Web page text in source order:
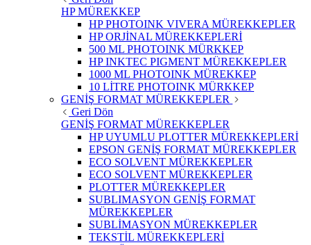
HP MÜREKKEP
HP PHOTOINK VIVERA MÜREKKEPLER
HP ORJİNAL MÜREKKEPLERİ
500 ML PHOTOINK MÜRKKEP
HP INKTEC PIGMENT MÜREKKEPLER
1000 ML PHOTOINK MÜREKKEP
10 LİTRE PHOTOINK MÜRKKEP
GENİŞ FORMAT MÜREKKEPLER
Geri Dön
GENİŞ FORMAT MÜREKKEPLER
HP UYUMLU PLOTTER MÜREKKEPLERİ
EPSON GENİŞ FORMAT MÜREKKEPLER
ECO SOLVENT MÜREKKEPLER
ECO SOLVENT MÜREKKEPLER
PLOTTER MÜREKKEPLER
SUBLIMASYON GENİŞ FORMAT
MÜREKKEPLER
SUBLİMASYON MÜREKKEPLER
TEKSTİL MÜREKKEPLERİ